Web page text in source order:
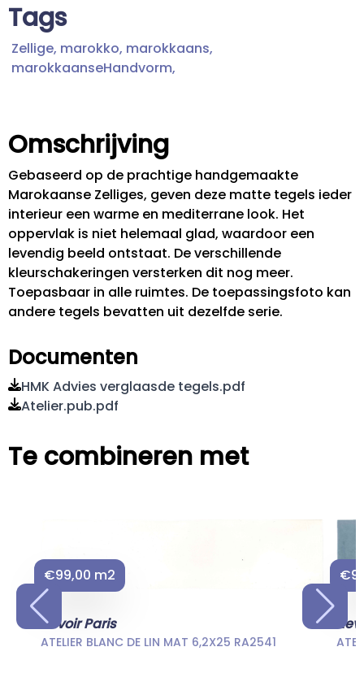
Tags
Zellige, marokko, marokkaans,
marokkaanseHandvorm,
Omschrijving
Gebaseerd op de prachtige handgemaakte
Marokaanse Zelliges, geven deze matte tegels ieder
interieur een warme en mediterrane look. Het
oppervlak is niet helemaal glad, waardoor een
levendig beeld ontstaat. De verschillende
kleurschakeringen versterken dit nog meer.
Toepasbaar in alle ruimtes. De toepassingsfoto kan
andere tegels bevatten uit dezelfde serie.
Documenten
HMK Advies verglaasde tegels.pdf
Atelier.pub.pdf
Te combineren met
€99,00 m2
Revoir Paris
ATELIER BLANC DE LIN MAT 6,2X25 RA2541